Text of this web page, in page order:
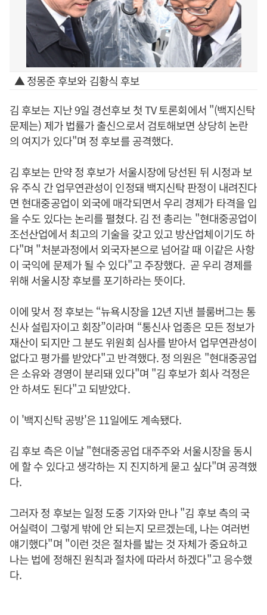
▲ 정몽준 후보와 김황식 후보
김 후보는 지난 9일 경선후보 첫 TV 토론회에서 "(백지신탁
문제는) 제가 법률가 출신으로서 검토해보면 상당히 논란
의 여지가 있다"며 정 후보를 공격했다.
김 후보는 만약 정 후보가 서울시장에 당선된 뒤 시정과 보
유 주식 간 업무연관성이 인정돼 백지신탁 판정이 내려진다
면 현대중공업이 외국에 매각되면서 우리 경제가 타격을 입
을 수도 있다는 논리를 펼쳤다. 김 전 총리는 "현대중공업이
조선산업에서 최고의 기술을 갖고 있고 방산업체이기도 하
다"며 "처분과정에서 외국자본으로 넘어갈 때 이같은 사항
이 국익에 문제가 될 수 있다"고 주장했다. 곧 우리 경제를
위해 서울시장 후보를 포기하라는 뜻이다.
이에 맞서 정 후보는 “뉴욕시장을 12년 지낸 블룸버그는 통
신사 설립자이고 회장”이라며 “통신사 업종은 모든 정보가
재산이 되지만 그 분도 위원회 심사를 받아서 업무연관성이
없다고 평가를 받았다"고 반격했다. 정 의원은 "현대중공업
은 소유와 경영이 분리돼 있다"며 "김 후보가 회사 걱정은
안 하셔도 된다"고 되받았다.
이 '백지신탁 공방'은 11일에도 계속됐다.
김 후보 측은 이날 "현대중공업 대주주와 서울시장을 동시
에 할 수 있다고 생각하는 지 진지하게 묻고 싶다"며 공격했
다.
그러자 정 후보는 일정 도중 기자와 만나 "김 후보 측의 국
어실력이 그렇게 밖에 안 되는지 모르겠는데, 나는 여러번
얘기했다"며 "이런 것은 절차를 밟는 것 자체가 중요하고
나는 법에 정해진 원칙과 절차에 따라서 하겠다"고 응수했
다.